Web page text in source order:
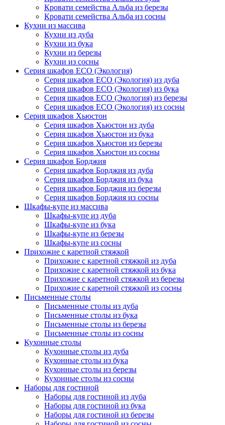
Кровати семейства Альба из березы
Кровати семейства Альба из сосны
Кухни из массива
Кухни из дуба
Кухни из бука
Кухни из березы
Кухни из сосны
Серия шкафов ECO (Экология)
Серия шкафов ECO (Экология) из дуба
Серия шкафов ECO (Экология) из бука
Серия шкафов ECO (Экология) из березы
Серия шкафов ECO (Экология) из сосны
Серия шкафов Хьюстон
Серия шкафов Хьюстон из дуба
Серия шкафов Хьюстон из бука
Серия шкафов Хьюстон из березы
Серия шкафов Хьюстон из сосны
Серия шкафов Борджия
Серия шкафов Борджия из дуба
Серия шкафов Борджия из бука
Серия шкафов Борджия из березы
Серия шкафов Борджия из сосны
Шкафы-купе из массива
Шкафы-купе из дуба
Шкафы-купе из бука
Шкафы-купе из березы
Шкафы-купе из сосны
Прихожие с каретной стяжкой
Прихожие с каретной стяжкой из дуба
Прихожие с каретной стяжкой из бука
Прихожие с каретной стяжкой из березы
Прихожие с каретной стяжкой из сосны
Письменные столы
Письменные столы из дуба
Письменные столы из бука
Письменные столы из березы
Письменные столы из сосны
Кухонные столы
Кухонные столы из дуба
Кухонные столы из бука
Кухонные столы из березы
Кухонные столы из сосны
Наборы для гостиной
Наборы для гостиной из дуба
Наборы для гостиной из бука
Наборы для гостиной из березы